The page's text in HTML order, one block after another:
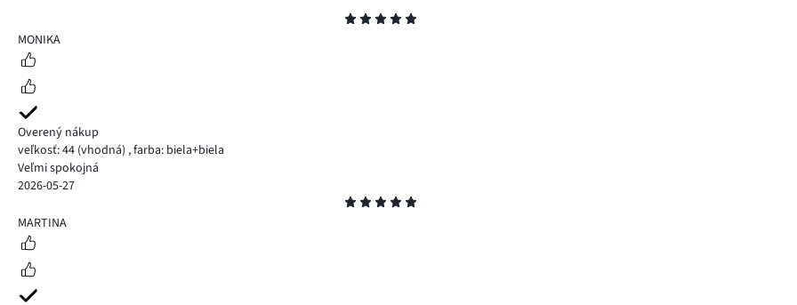
5
MONIKA
Overený nákup
veľkosť: 44 (vhodná) ,farba: biela+biela
Veľmi spokojná
2026-05-27
5
MARTINA